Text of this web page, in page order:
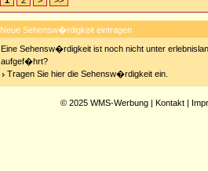
Neue Sehensw�rdigkeit eintragen
Eine Sehensw�rdigkeit ist noch nicht unter
aufgef�hrt?
Tragen Sie hier die Sehensw�rdigkeit ein.
© 2025 WMS-Werbung | Kontakt |